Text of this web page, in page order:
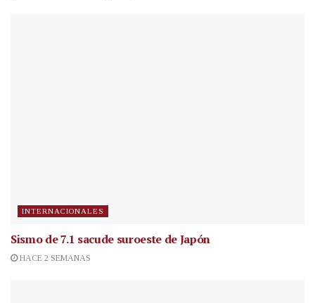
INTERNACIONALES
Sismo de 7.1 sacude suroeste de Japón
HACE 2 SEMANAS